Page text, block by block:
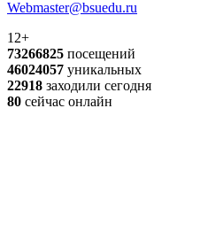
Webmaster@bsuedu.ru
12+
73266825 посещений
46024057 уникальных
22918 заходили сегодня
80 сейчас онлайн